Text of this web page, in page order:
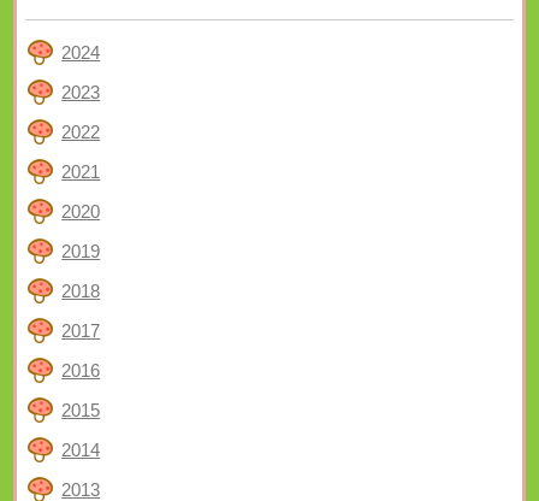
2024
2023
2022
2021
2020
2019
2018
2017
2016
2015
2014
2013